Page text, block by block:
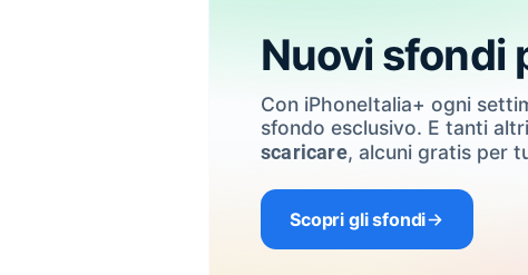
Nuovi sfondi
Con iPhoneItalia+ ogni
sfondo esclusivo. E tanti
scaricare, alcuni gratis per
Scopri gli sfondi